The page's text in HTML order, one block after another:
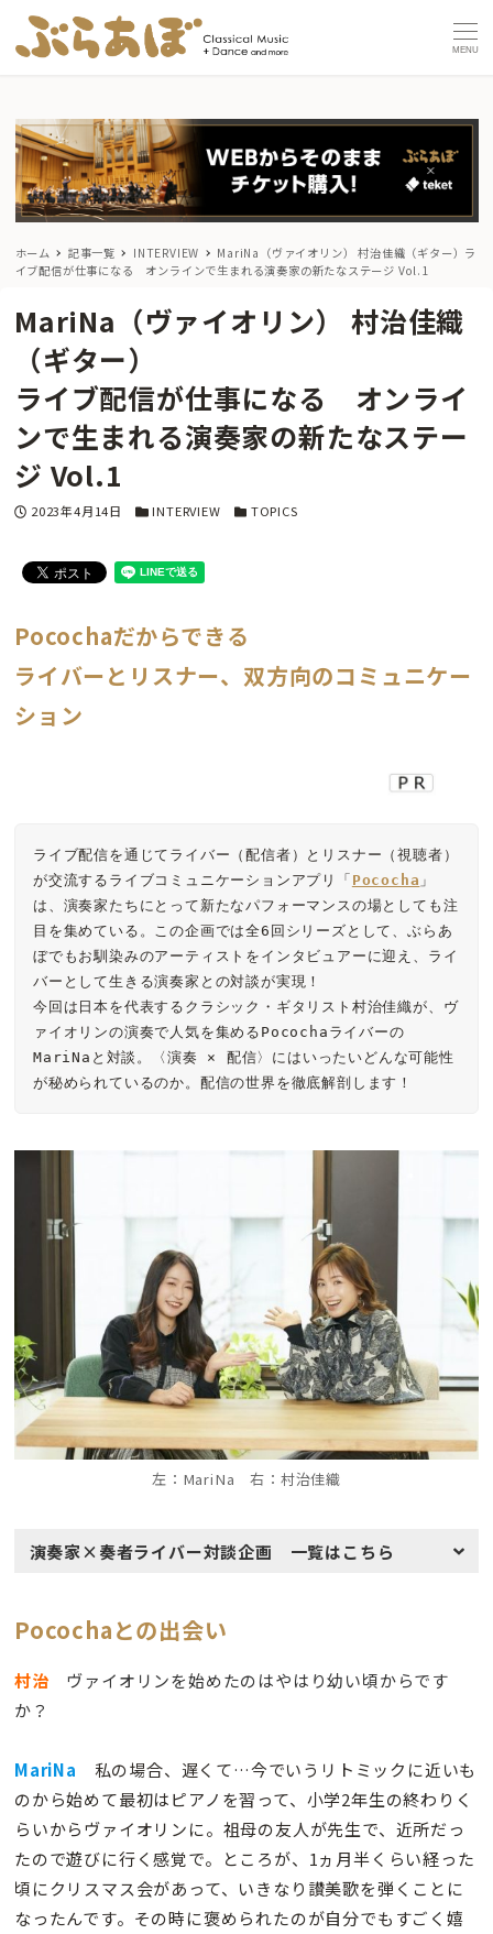
MENU
ホーム 記事一覧 INTERVIEW MariNa（ヴァイオリン） 村治佳織（ギター） ラ
イブ配信が仕事になる オンラインで生まれる演奏家の新たなステージ Vol.1
MariNa（ヴァイオリン） 村治佳織
（ギター）
ライブ配信が仕事になる オンライ
ンで生まれる演奏家の新たなステー
ジ Vol.1
投稿日
2023年4月14日 カテゴリー
INTERVIEW カテゴリー
TOPICS
Pocochaだからできる
ライバーとリスナー、双方向のコミュニケー
ション
ライブ配信を通じてライバー（配信者）とリスナー（視聴者）
が交流するライブコミュニケーションアプリ「 Pococha 」
は、演奏家たちにとって新たなパフォーマンスの場としても注
目を集めている。この企画では全6回シリーズとして、ぶらあ
ぼでもお馴染みのアーティストをインタビュアーに迎え、ライ
バーとして生きる演奏家との対談が実現！
今回は日本を代表するクラシック・ギタリスト村治佳織が、ヴ
ァイオリンの演奏で人気を集めるPocochaライバーの
MariNaと対談。〈演奏 × 配信〉にはいったいどんな可能性
が秘められているのか。配信の世界を徹底解剖します！
左：MariNa 右：村治佳織
演奏家×奏者ライバー対談企画 一覧はこちら
Pocochaとの出会い
村治
ヴァイオリンを始めたのはやはり幼い頃からです
か？
MariNa 私の場合、遅くて…今でいうリトミックに近いも
のから始めて最初はピアノを習って、小学2年生の終わりく
らいからヴァイオリンに。祖母の友人が先生で、近所だっ
たので遊びに行く感覚で。ところが、1ヵ月半くらい経った
頃にクリスマス会があって、いきなり讃美歌を弾くことに
なったんです。その時に褒められたのが自分でもすごく嬉